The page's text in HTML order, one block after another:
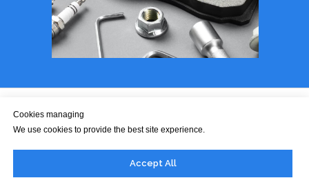
Cookies managing
We use cookies to provide the best site experience.
Accept All
office@dwiger.com